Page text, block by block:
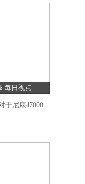
每日视点
于尼康d7000